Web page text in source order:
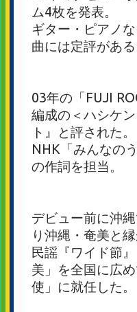
ム4枚を発表。
ギター・ピアノ
曲には定評があ
03年の「FUJI
編成の＜ハシケ
ト』と評された。
NHK「みんなの
の作詞を担当。
デビュー前に沖
り沖縄・奄美と
民謡『ワイド節
美」を全国に広
使」に就任した。